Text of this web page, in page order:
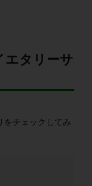
エタリーサ
をチェックしてみ